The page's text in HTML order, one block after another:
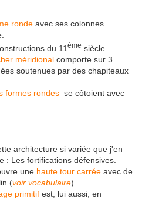
ronde avec ses colonnes
du 11 ème siècle.
méridional comporte sur 3
soutenues par des chapiteaux
formes rondes se côtoient avec
architecture si variée que j'en
: Les fortifications défensives.
une haute tour carrée avec de
(voir vocabulaire).
primitif est, lui aussi, en